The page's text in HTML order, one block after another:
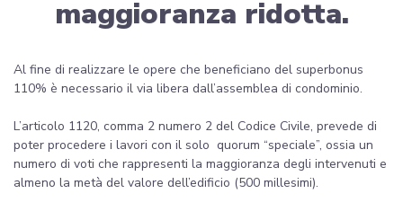
maggioranza ridotta.
Al fine di realizzare le opere che beneficiano del superbonus
110% è necessario il via libera dall’assemblea di condominio.
L’articolo 1120, comma 2 numero 2 del Codice Civile, prevede di
poter procedere i lavori con il solo quorum “speciale”, ossia un
numero di voti che rappresenti la maggioranza degli intervenuti e
almeno la metà del valore dell’edificio (500 millesimi).